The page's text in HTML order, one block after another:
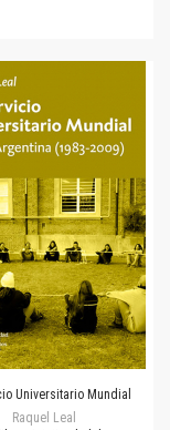
Universitario Mundial
Raquel Leal